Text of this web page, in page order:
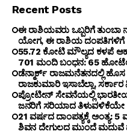
Recent Posts
ಈ ರಾಶಿಯವರು ಒಬ್ಬರಿಗೆ
ಯೋಗ, ಈ ರಾಶಿಯ ದಂಪತಿಗಳಿಗೆ
₹55.72 ಕೋಟಿ ಮೌಲ್ಯದ ಕಳಪೆ
701 ಮಂದಿ ಬಂಧನ: 65
ಡೆನ್ಮಾರ್ಕ್ ರಾಜಮನೆತನದಲ್ಲಿ ಹೊಸ
ರಾಜಕುಮಾರಿ ಇಸಾಬೆಲ್ಲಾ,
ಪ್ರೋಟೀನ್ ಸೇವನೆಯಲ್ಲಿ
ಜನರಿಗೆ ಸರಿಯಾದ ತಿಳುವಳಿಕೆಯೇ
21 ವರ್ಷದ ದಾಂಪತ್ಯಕ್ಕೆ ಅಂತ್ಯ:
ಶಿವನ ದೇಗುಲದ ಮುಂದೆ